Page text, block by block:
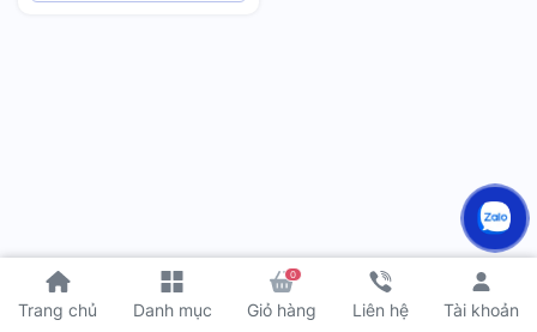
Trang chủ Danh mục
0
Giỏ hàng Liên hệ Tài khoản